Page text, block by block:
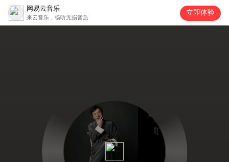
网易云音乐
来云音乐，畅听无损音质
立即体验